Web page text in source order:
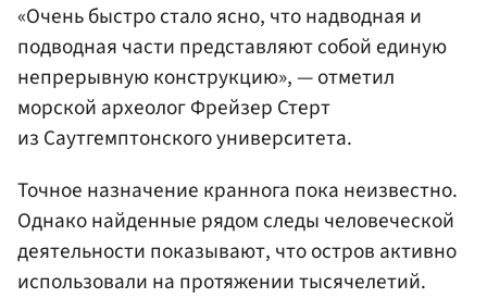
«Очень быстро стало ясно, что надводная и
подводная части представляют собой единую
непрерывную конструкцию», — отметил
морской археолог Фрейзер Стерт
из Саутгемптонского университета.
Точное назначение краннога пока неизвестно.
Однако найденные рядом следы человеческой
деятельности показывают, что остров активно
использовали на протяжении тысячелетий.